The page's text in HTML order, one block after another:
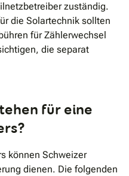
zuständig.
die Solartechnik sollten
für Zählerwechsel
die separat
für eine
können Schweizer
dienen. Die folgenden